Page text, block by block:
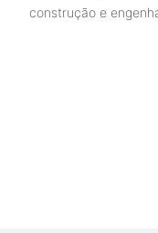
construção e